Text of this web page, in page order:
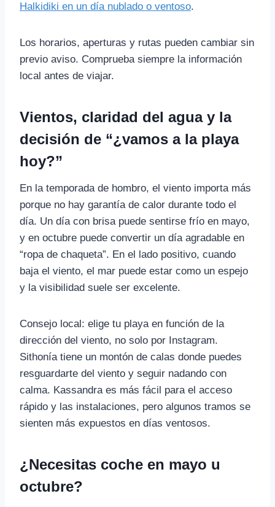
Halkidiki en un día nublado o ventoso.
Los horarios, aperturas y rutas pueden cambiar sin
previo aviso. Comprueba siempre la información
local antes de viajar.
Vientos, claridad del agua y la
decisión de “¿vamos a la playa
hoy?”
En la temporada de hombro, el viento importa más
porque no hay garantía de calor durante todo el
día. Un día con brisa puede sentirse frío en mayo,
y en octubre puede convertir un día agradable en
“ropa de chaqueta”. En el lado positivo, cuando
baja el viento, el mar puede estar como un espejo
y la visibilidad suele ser excelente.
Consejo local: elige tu playa en función de la
dirección del viento, no solo por Instagram.
Sithonía tiene un montón de calas donde puedes
resguardarte del viento y seguir nadando con
calma. Kassandra es más fácil para el acceso
rápido y las instalaciones, pero algunos tramos se
sienten más expuestos en días ventosos.
¿Necesitas coche en mayo u
octubre?